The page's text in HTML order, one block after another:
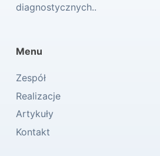
diagnostycznych..
Menu
Zespół
Realizacje
Artykuły
Kontakt